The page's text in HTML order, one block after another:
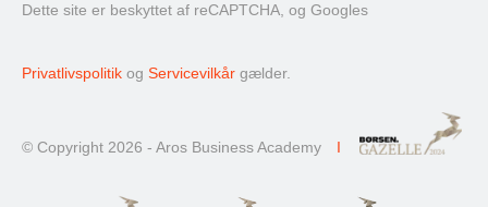
Dette site er beskyttet af reCAPTCHA, og Googles
Privatlivspolitik og Servicevilkår gælder.
© Copyright 2026 - Aros Business Academy I